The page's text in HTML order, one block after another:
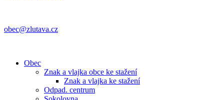
obec@zlutava.cz
Obec
Znak a vlajka obce ke stažení
Znak a vlajka ke stažení
Odpad. centrum